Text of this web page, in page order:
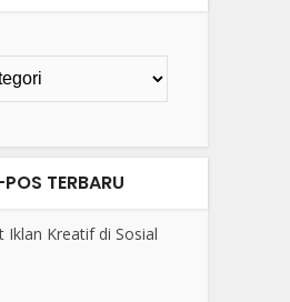
TERBARU
Iklan Kreatif di Sosial